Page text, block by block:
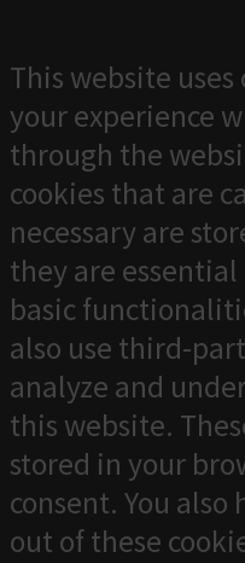
This website
your experience
through the
cookies that are
necessary are
they are
basic
also use third-
analyze and
this website.
stored in your
consent. You
out of these